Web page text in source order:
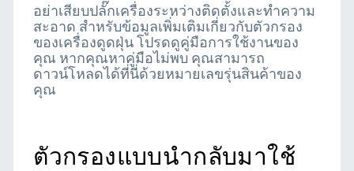
อย่าเสียบปลั๊กเครื่องระหว่างติดตั้งและทำความ
สะอาด สำหรับข้อมูลเพิ่มเติมเกี่ยวกับตัวกรอง
ของเครื่องดูดฝุ่น โปรดดูคู่มือการใช้งานของ
คุณ หากคุณหาคู่มือไม่พบ คุณสามารถ
ดาวน์โหลดได้ที่นี่ด้วยหมายเลขรุ่นสินค้าของ
คุณ
ตัวกรองแบบนำกลับมาใช้